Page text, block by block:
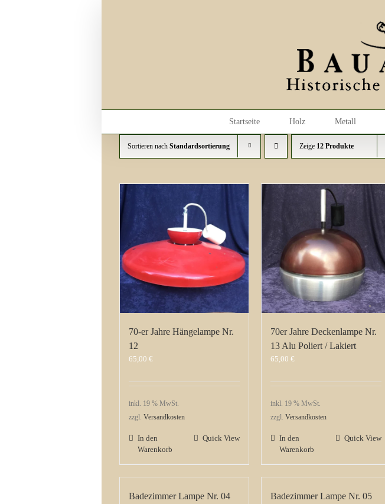
Startseite Holz Metall
Sortieren nach Standardsortierung Zeige 12 Produkte
70-er Jahre Hängelampe Nr.
12
65,00 €
inkl. 19 % MwSt.
zzgl. Versandkosten
In den
Warenkorb
Quick View
70er Jahre Deckenlampe Nr.
13 Alu Poliert / Lakiert
65,00 €
inkl. 19 % MwSt.
zzgl. Versandkosten
In den
Warenkorb
Quick View
Badezimmer Lampe Nr. 04 Badezimmer Lampe Nr. 05